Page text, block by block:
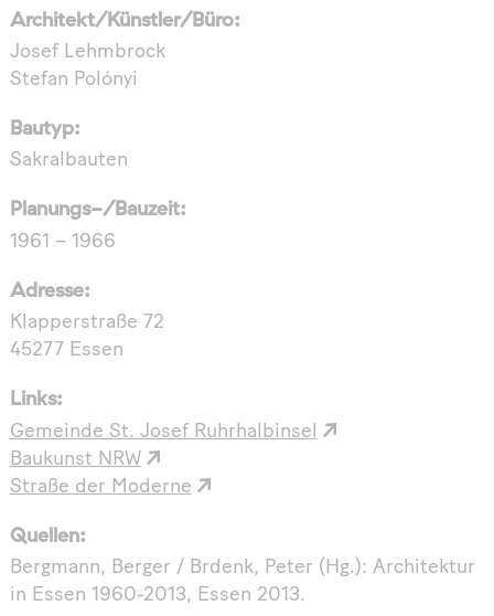
Architekt/Künstler/Büro:
Josef Lehmbrock
Stefan Polónyi
Bautyp:
Sakralbauten
Planungs-/Bauzeit:
1961 – 1966
Adresse:
Klapperstraße 72
45277 Essen
Links:
Gemeinde St. Josef Ruhrhalbinsel
Baukunst NRW
Straße der Moderne
Quellen:
Bergmann, Berger / Brdenk, Peter (Hg.): Architektur
in Essen 1960-2013, Essen 2013.